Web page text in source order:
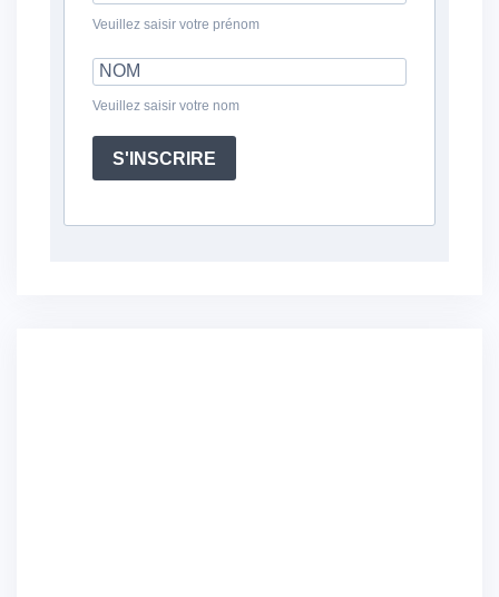
Veuillez saisir votre prénom
Veuillez saisir votre nom
S'INSCRIRE